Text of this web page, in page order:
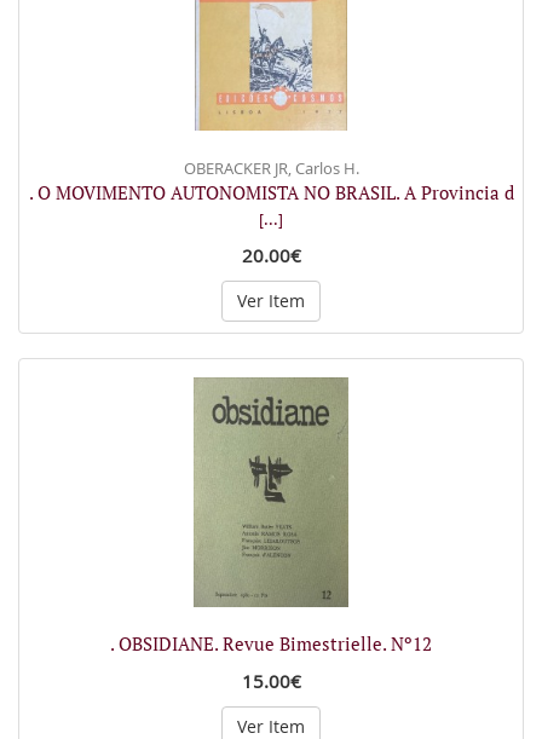
OBERACKER JR, Carlos H.
. O MOVIMENTO AUTONOMISTA NO BRASIL. A Provincia d
[...]
20.00€
Ver Item
. OBSIDIANE. Revue Bimestrielle. Nº12
15.00€
Ver Item